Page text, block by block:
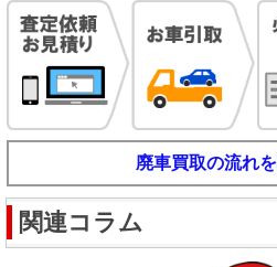
廃車買取の流れ
関連コラム